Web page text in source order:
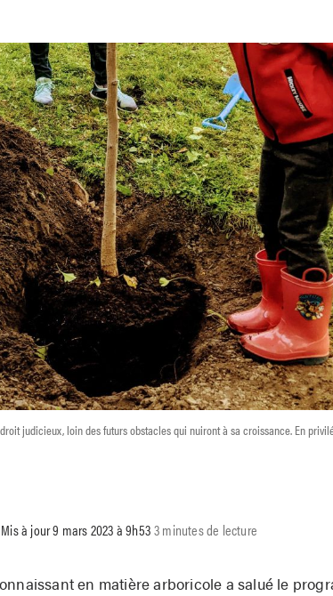
judicieux, loin des futurs obstacles qui nuiront à sa croissance. En
à jour 9 mars 2023 à 9h533 minutes de lecture
en matière arboricole a salué le